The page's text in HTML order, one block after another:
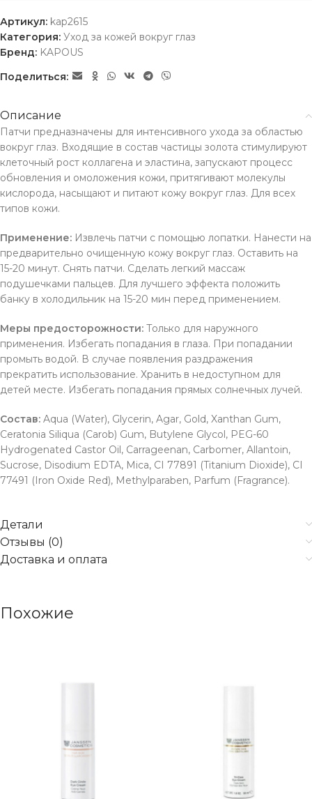
Артикул: kap2615
Категория: Уход за кожей вокруг глаз
Бренд: KAPOUS
Поделиться:
Описание
Патчи предназначены для интенсивного ухода за областью
вокруг глаз. Входящие в состав частицы золота стимулируют
клеточный рост коллагена и эластина, запускают процесс
обновления и омоложения кожи, притягивают молекулы
кислорода, насыщают и питают кожу вокруг глаз. Для всех
типов кожи.
Применение: Извлечь патчи с помощью лопатки. Нанести на
предварительно очищенную кожу вокруг глаз. Оставить на
15-20 минут. Снять патчи. Сделать легкий массаж
подушечками пальцев. Для лучшего эффекта положить
банку в холодильник на 15-20 мин перед применением.
Меры предосторожности: Только для наружного
применения. Избегать попадания в глаза. При попадании
промыть водой. В случае появления раздражения
прекратить использование. Хранить в недоступном для
детей месте. Избегать попадания прямых солнечных лучей.
Состав: Aqua (Water), Glycerin, Agar, Gold, Xanthan Gum,
Ceratonia Siliqua (Carob) Gum, Butylene Glycol, PEG-60
Hydrogenated Castor Oil, Carrageenan, Carbomer, Allantoin,
Sucrose, Disodium EDTA, Mica, CI 77891 (Titanium Dioxide), CI
77491 (Iron Oxide Red), Methylparaben, Parfum (Fragrance).
Детали
Отзывы (0)
Доставка и оплата
Похожие